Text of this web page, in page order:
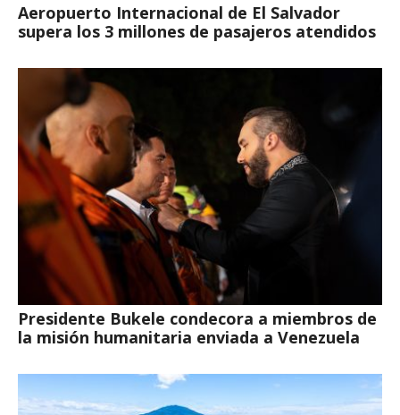
Aeropuerto Internacional de El Salvador
supera los 3 millones de pasajeros atendidos
Presidente Bukele condecora a miembros de
la misión humanitaria enviada a Venezuela